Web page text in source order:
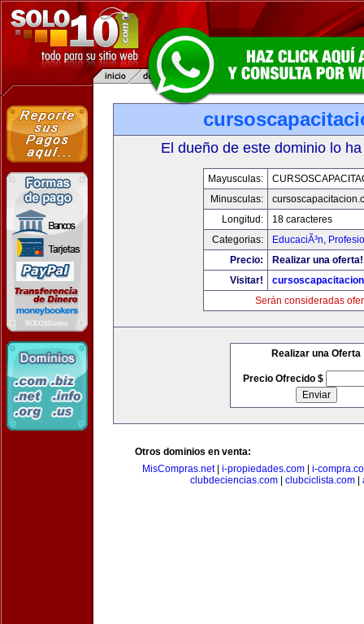
El dueño de este dominio lo
Mayusculas:
Minusculas:
Longitud:
18 caracteres
Categorias:
EducaciÃ³n,
Precio:
Realizar una oferta!
Visitar!
Serán consideradas
Realizar una Oferta
Precio Ofrecido $
Otros dominios en venta:
MisCompras.net| i-propiedades.com| i-
clubdeciencias.com
clubciclista.com